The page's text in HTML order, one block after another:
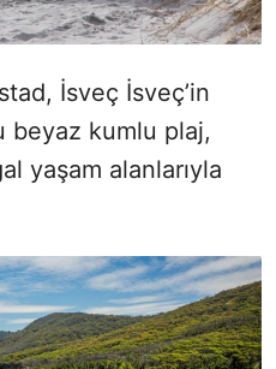
İsveç İsveç’in
beyaz kumlu plaj,
yaşam alanlarıyla